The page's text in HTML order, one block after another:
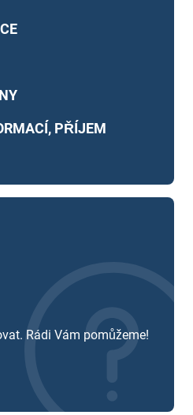
PŘÍJEM
Rádi Vám pomůžeme!